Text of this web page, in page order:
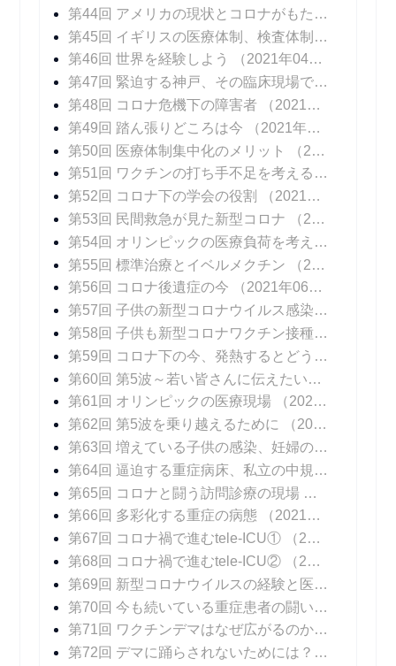
第44回 アメリカの現状とコロナがもたらしたイノベーション
第45回 イギリスの医療体制、検査体制
（2021年
第46回 世界を経験しよう
（2021年04月12日 掲載）
第47回 緊迫する神戸、その臨床現場では
第48回 コロナ危機下の障害者
（2021年04月26日 掲載）
第49回 踏ん張りどころは今
（2021年05月03日 掲載）
第50回 医療体制集中化のメリット
（2021年05月10日 掲載）
第51回 ワクチンの打ち手不足を考える
（2021年
第52回 コロナ下の学会の役割
（2021年05月24日 掲載）
第53回 民間救急が見た新型コロナ
（2021年05月31日 掲載）
第54回 オリンピックの医療負荷を考える
第55回 標準治療とイベルメクチン
（2021年06月14日 掲載）
第56回 コロナ後遺症の今
（2021年06月21日 掲載）
第57回 子供の新型コロナウイルス感染症
第58回 子供も新型コロナワクチン接種を
第59回 コロナ下の今、発熱するとどうなる？
第60回 第5波～若い皆さんに伝えたいこと
第61回 オリンピックの医療現場
（2021年08月06日 掲載）
第62回 第5波を乗り越えるために
（2021年08月16日 掲載）
第63回 増えている子供の感染、妊婦の感染
第64回 逼迫する重症病床、私立の中規模急性期病院の頑張り
第65回 コロナと闘う訪問診療の現場
（2021年09
第66回 多彩化する重症の病態
（2021年09月20日 掲載）
第67回 コロナ禍で進むtele-ICU①
（2021年09月27日 掲載）
第68回 コロナ禍で進むtele-ICU②
（2021年10月04日 掲載）
第69回 新型コロナウイルスの経験と医療DXの可能性
第70回 今も続いている重症患者の闘い
（2021年
第71回 ワクチンデマはなぜ広がるのか？
第72回 デマに踊らされないためには？
（2021年